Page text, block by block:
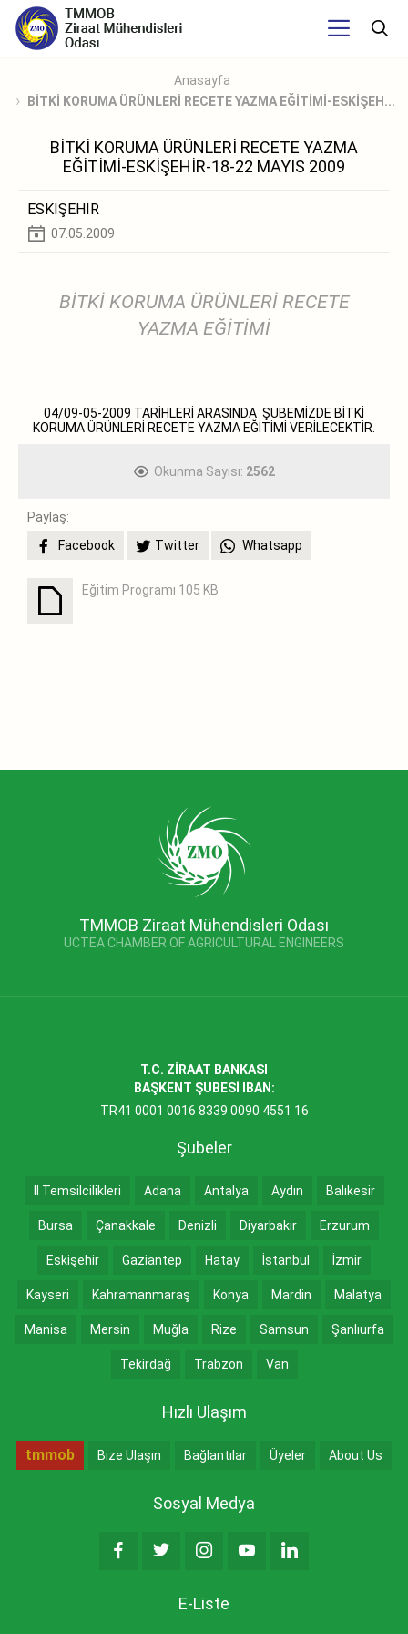
Anasayfa
BİTKİ KORUMA ÜRÜNLERİ RECETE YAZMA EĞİTİMİ-ESKİŞEH...
BİTKİ KORUMA ÜRÜNLERİ RECETE YAZMA
EĞİTİMİ-ESKİŞEHİR-18-22 MAYIS 2009
ESKİŞEHİR
07.05.2009
BİTKİ KORUMA ÜRÜNLERİ RECETE
YAZMA EĞİTİMİ
04/09-05-2009 TARİHLERİ ARASINDA ŞUBEMİZDE BİTKİ
KORUMA ÜRÜNLERİ RECETE YAZMA EĞİTİMİ VERİLECEKTİR.
Okunma Sayısı: 2562
Paylaş:
Facebook
Twitter Whatsapp
Eğitim Programı 105 KB
TMMOB Ziraat Mühendisleri Odası
UCTEA CHAMBER OF AGRICULTURAL ENGINEERS
T.C. ZİRAAT BANKASI
BAŞKENT ŞUBESİ IBAN:
TR41 0001 0016 8339 0090 4551 16
Şubeler
İl Temsilcilikleri Adana Antalya Aydın Balıkesir
Bursa Çanakkale Denizli Diyarbakır Erzurum
Eskişehir Gaziantep Hatay İstanbul İzmir
Kayseri Kahramanmaraş Konya Mardin Malatya
Manisa Mersin Muğla Rize Samsun Şanlıurfa
Tekirdağ Trabzon Van
Hızlı Ulaşım
tmmob Bize Ulaşın Bağlantılar Üyeler About Us
Sosyal Medya
E-Liste